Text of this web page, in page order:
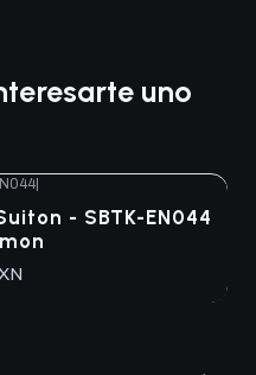
uno
|
- SBTK-EN044